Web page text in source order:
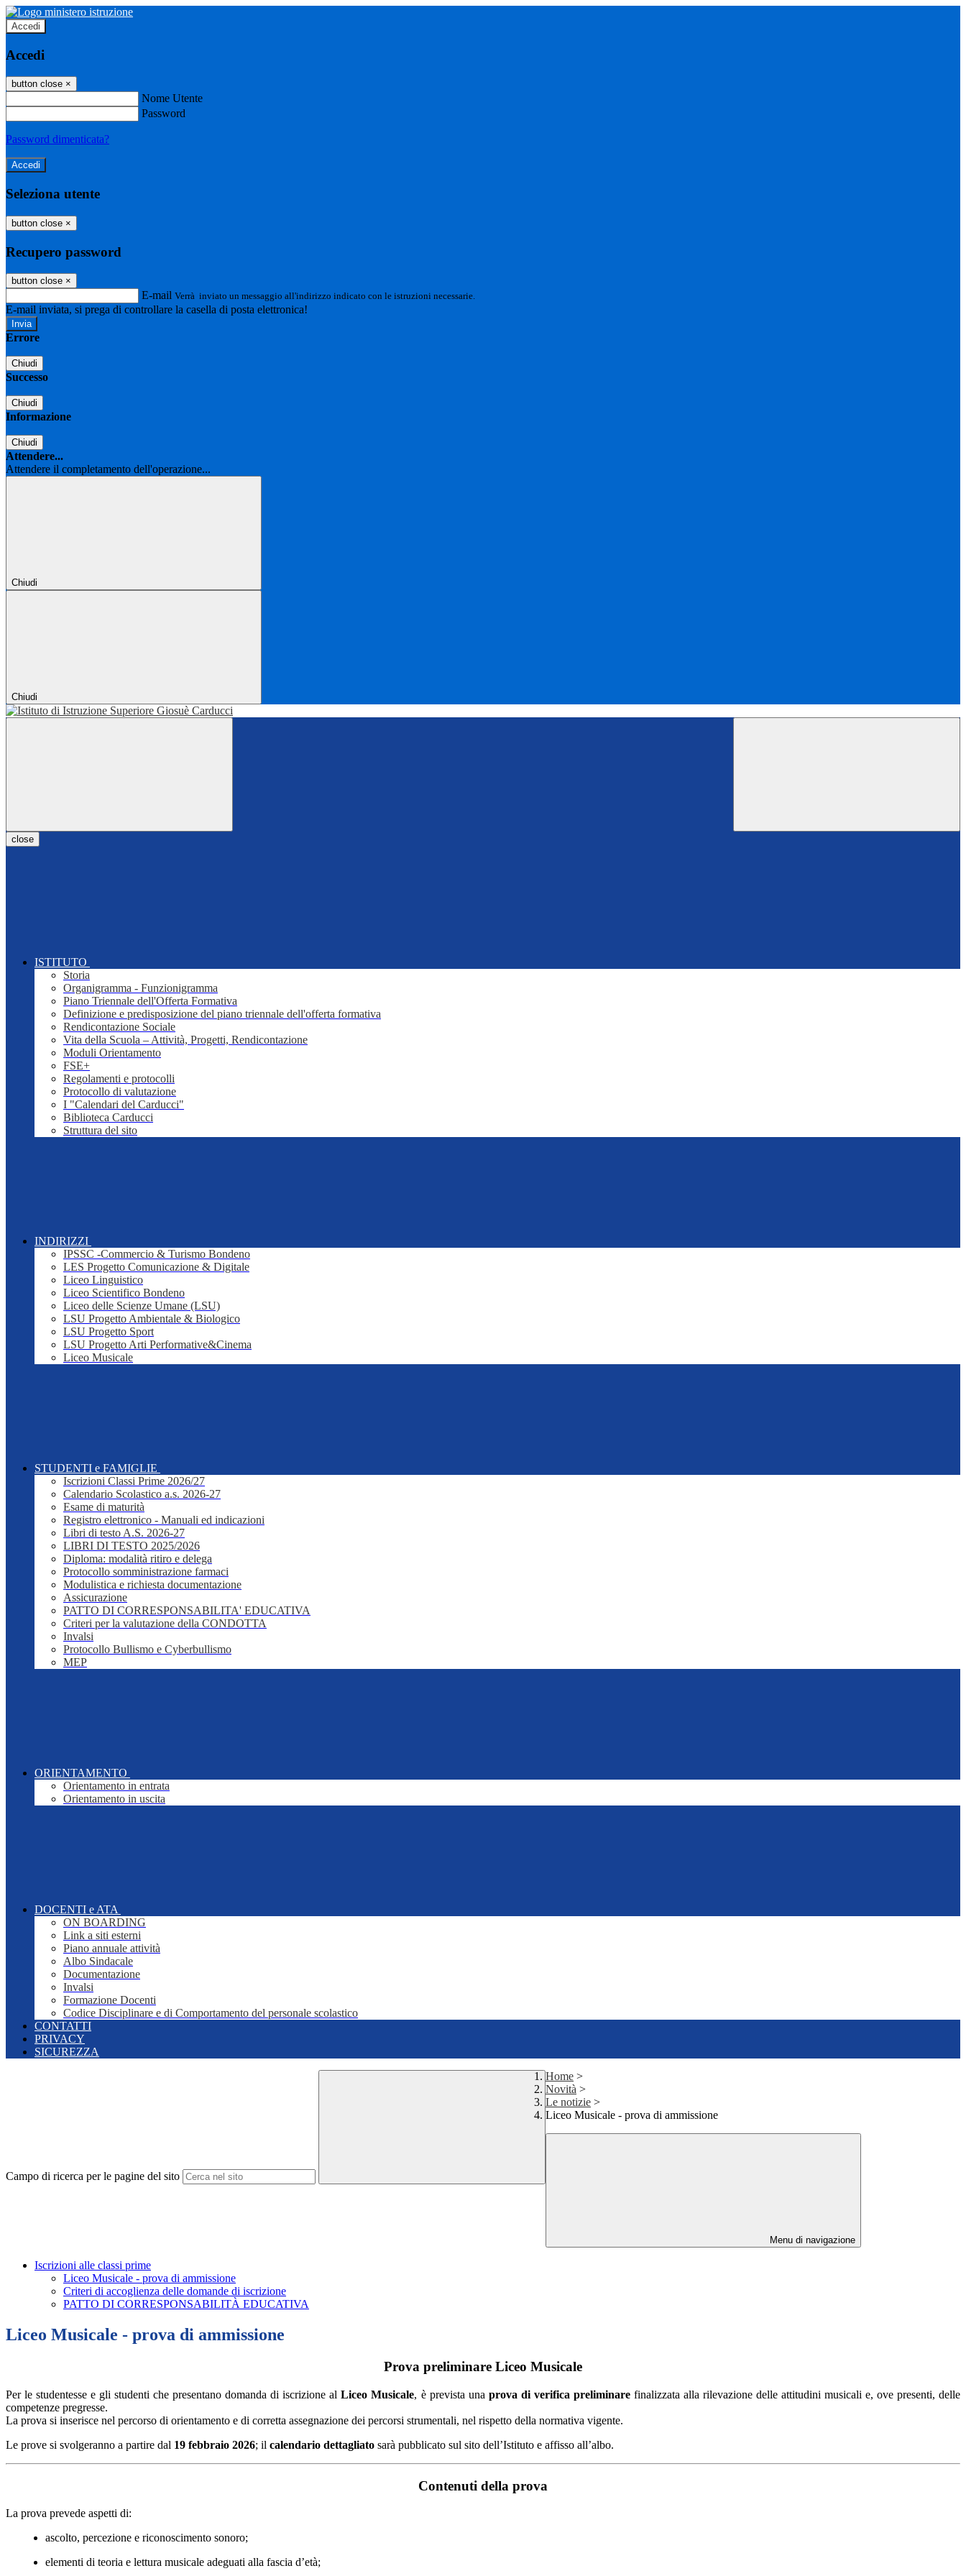
Accedi
Accedi
button close ×
Nome Utente
Password
Password dimenticata?
Seleziona utente
button close ×
Recupero password
button close ×
E-mail Verrà inviato un messaggio all'indirizzo indicato con le istruzioni necessarie.
E-mail inviata, si prega di controllare la casella di posta elettronica!
Errore
Chiudi
Successo
Chiudi
Informazione
Chiudi
Attendere...
Attendere il completamento dell'operazione...
Chiudi
Chiudi
close
ISTITUTO
Storia
Organigramma - Funzionigramma
Piano Triennale dell'Offerta Formativa
Definizione e predisposizione del piano triennale dell'offerta formativa
Rendicontazione Sociale
Vita della Scuola – Attività, Progetti, Rendicontazione
Moduli Orientamento
FSE+
Regolamenti e protocolli
Protocollo di valutazione
I "Calendari del Carducci"
Biblioteca Carducci
Struttura del sito
INDIRIZZI
IPSSC -Commercio & Turismo Bondeno
LES Progetto Comunicazione & Digitale
Liceo Linguistico
Liceo Scientifico Bondeno
Liceo delle Scienze Umane (LSU)
LSU Progetto Ambientale & Biologico
LSU Progetto Sport
LSU Progetto Arti Performative&Cinema
Liceo Musicale
STUDENTI e FAMIGLIE
Iscrizioni Classi Prime 2026/27
Calendario Scolastico a.s. 2026-27
Esame di maturità
Registro elettronico - Manuali ed indicazioni
Libri di testo A.S. 2026-27
LIBRI DI TESTO 2025/2026
Diploma: modalità ritiro e delega
Protocollo somministrazione farmaci
Modulistica e richiesta documentazione
Assicurazione
PATTO DI CORRESPONSABILITA' EDUCATIVA
Criteri per la valutazione della CONDOTTA
Invalsi
Protocollo Bullismo e Cyberbullismo
MEP
ORIENTAMENTO
Orientamento in entrata
Orientamento in uscita
DOCENTI e ATA
ON BOARDING
Link a siti esterni
Piano annuale attività
Albo Sindacale
Documentazione
Invalsi
Formazione Docenti
Codice Disciplinare e di Comportamento del personale scolastico
CONTATTI
PRIVACY
SICUREZZA
Campo di ricerca per le pagine del sito
Home >
Novità >
Le notizie >
Liceo Musicale - prova di ammissione
Menu di navigazione
Iscrizioni alle classi prime
Liceo Musicale - prova di ammissione
Criteri di accoglienza delle domande di iscrizione
PATTO DI CORRESPONSABILITÀ EDUCATIVA
Liceo Musicale - prova di ammissione
Prova preliminare Liceo Musicale
Per le studentesse e gli studenti che presentano domanda di iscrizione al Liceo Musicale, è prevista una prova di verifica preliminare finalizzata alla rilevazione delle attitudini musicali e, ove presenti, delle
competenze pregresse.
La prova si inserisce nel percorso di orientamento e di corretta assegnazione dei percorsi strumentali, nel rispetto della normativa vigente.
Le prove si svolgeranno a partire dal 19 febbraio 2026; il calendario dettagliato sarà pubblicato sul sito dell’Istituto e affisso all’albo.
Contenuti della prova
La prova prevede aspetti di:
ascolto, percezione e riconoscimento sonoro;
elementi di teoria e lettura musicale adeguati alla fascia d’età;